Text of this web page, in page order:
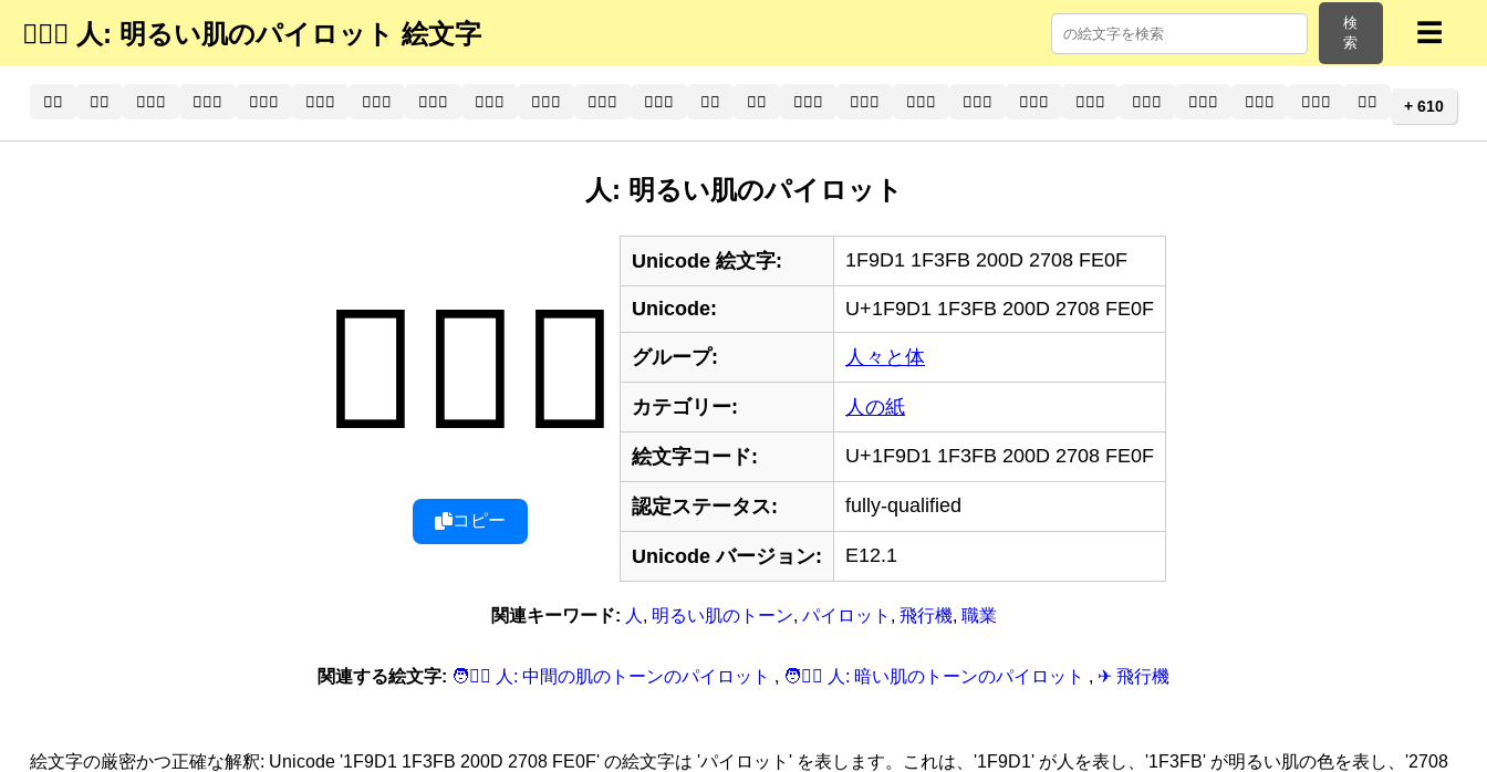
🧑🏻‍✈️ 人: 明るい肌のパイロット 絵文字
検
索
☰
🧑‍⚕️ 🧑‍⚕ 🧑🏻‍⚕️ 🧑🏻‍⚕ 🧑🏼‍⚕️ 🧑🏼‍⚕ 🧑🏽‍⚕️ 🧑🏽‍⚕ 🧑🏾‍⚕️ 🧑🏾‍⚕ 🧑🏿‍⚕️ 🧑🏿‍⚕ 👨‍⚕️ 👨‍⚕ 👨🏻‍⚕️ 👨🏻‍⚕ 👨🏼‍⚕️ 👨🏼‍⚕ 👨🏽‍⚕️ 👨🏽‍⚕ 👨🏾‍⚕️ 👨🏾‍⚕ 👨🏿‍⚕️ 👨🏿‍⚕ 👩‍⚕️ + 610
人: 明るい肌のパイロット
🧑🏻‍✈️
コピー
Unicode 絵文字: 1F9D1 1F3FB 200D 2708 FE0F
Unicode: U+1F9D1 1F3FB 200D 2708 FE0F
グループ: 人々と体
カテゴリー: 人の紙
絵文字コード: U+1F9D1 1F3FB 200D 2708 FE0F
認定ステータス: fully-qualified
Unicode バージョン: E12.1
関連キーワード: 人 , 明るい肌のトーン, パイロット , 飛行機, 職業
関連する絵文字: 🧑‍🏼‍‍‍✈‍️ 人: 中間の肌のトーンのパイロット , 🧑‍🏽‍‍‍✈‍️ 人: 暗い肌のトーンのパイロット , ✈ 飛行機
絵文字の厳密かつ正確な解釈: Unicode '1F9D1 1F3FB 200D 2708 FE0F' の絵文字は 'パイロット' を表します。これは、'1F9D1' が人を表し、'1F3FB' が明るい肌の色を表し、'2708